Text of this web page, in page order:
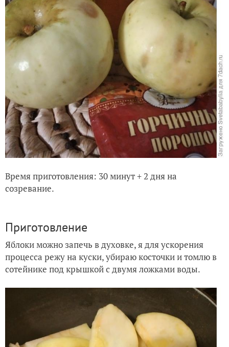
Время приготовления: 30 минут + 2 дня на
созревание.
Приготовление
Яблоки можно запечь в духовке, я для ускорения
процесса режу на куски, убираю косточки и томлю в
сотейнике под крышкой с двумя ложками воды.